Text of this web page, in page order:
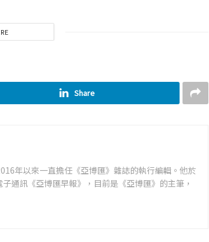
Share
年以來一直擔任《亞博匯》雜誌的執行編輯。他於
通訊《亞博匯早報》，目前是《亞博匯》的主筆，